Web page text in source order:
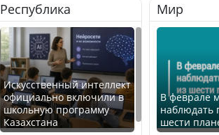
Республика
Искусственный интеллект
официально включили в
школьную программу
Казахстана
Мир
В феврале
наблюдать
шести